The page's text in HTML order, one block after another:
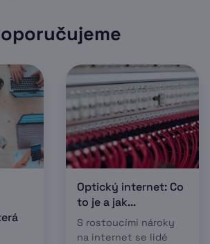
Optický internet: Co
to je a jak...
S rostoucími nároky
na internet se lidé